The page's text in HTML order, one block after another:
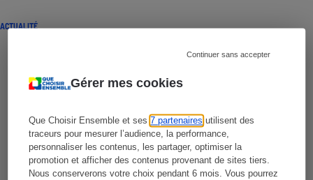
Gérer mes cookies
Que Choisir Ensemble et ses7 partenaires utilisent des
traceurs pour mesurer l’audience, la performance,
personnaliser les contenus, les partager, optimiser la
promotion et afficher des contenus provenant de sites tiers.
Nous conserverons votre choix pendant 6 mois. Vous pourrez
Continuer sans accepter
ACTUALITÉ